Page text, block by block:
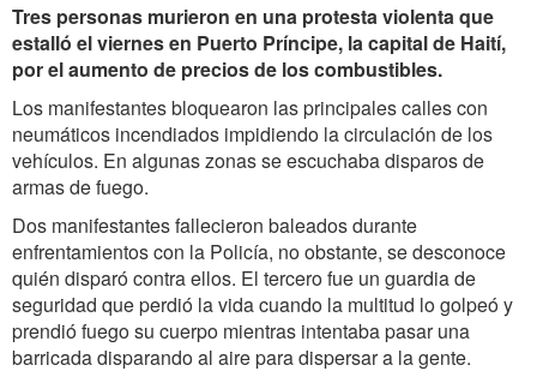
Tres personas murieron en una protesta violenta que
estalló el viernes en Puerto Príncipe, la capital de Haití,
por el aumento de precios de los combustibles.
Los manifestantes bloquearon las principales calles con
neumáticos incendiados impidiendo la circulación de los
vehículos. En algunas zonas se escuchaba disparos de
armas de fuego.
Dos manifestantes fallecieron baleados durante
enfrentamientos con la Policía, no obstante, se desconoce
quién disparó contra ellos. El tercero fue un guardia de
seguridad que perdió la vida cuando la multitud lo golpeó y
prendió fuego su cuerpo mientras intentaba pasar una
barricada disparando al aire para dispersar a la gente.